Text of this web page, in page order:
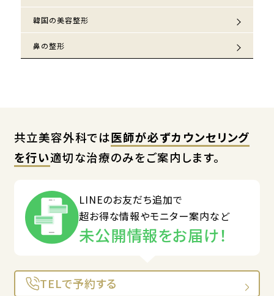
韓国の美容整形
鼻の整形
共立美容外科では医師が必ずカウンセリング
を行い適切な治療のみをご案内します。
LINEのお友だち追加で
超お得な情報やモニター案内など
未公開情報をお届け！
TELで予約する